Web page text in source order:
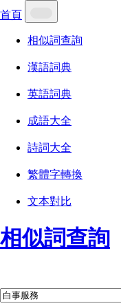
首頁
相似詞查詢
漢語詞典
英語詞典
成語大全
詩詞大全
繁體字轉換
文本對比
相似詞查詢